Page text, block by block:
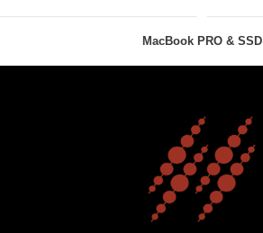
MacBook PRO & SSD